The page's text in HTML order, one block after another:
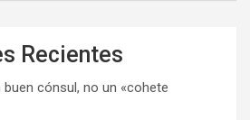
Recientes
cónsul, no un «cohete